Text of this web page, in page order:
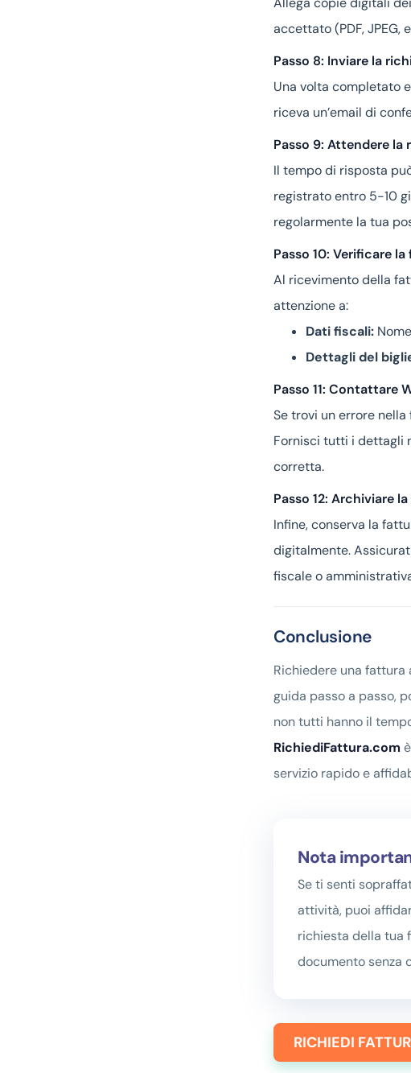
accettato (PDF, JPEG,
Passo 8: Inviare la
Una volta completato
riceva un’email di
Passo 9: Attendere la
Il tempo di risposta
registrato entro 5-10
regolarmente la tua
Passo 10: Verificare
Al ricevimento della
attenzione a:
Dati fiscali:
Dettagli del
Passo 11: Contattare
Se trovi un errore
Fornisci tutti i dettagli
corretta.
Passo 12: Archiviare
Infine, conserva la
digitalmente.
fiscale o
Conclusione
Richiedere una fattura
guida passo a passo,
non tutti hanno il
RichiediFattura.com
servizio rapido e
Nota
Se ti senti
attività, puoi
richiesta della tua
documento senza
RICHIEDI